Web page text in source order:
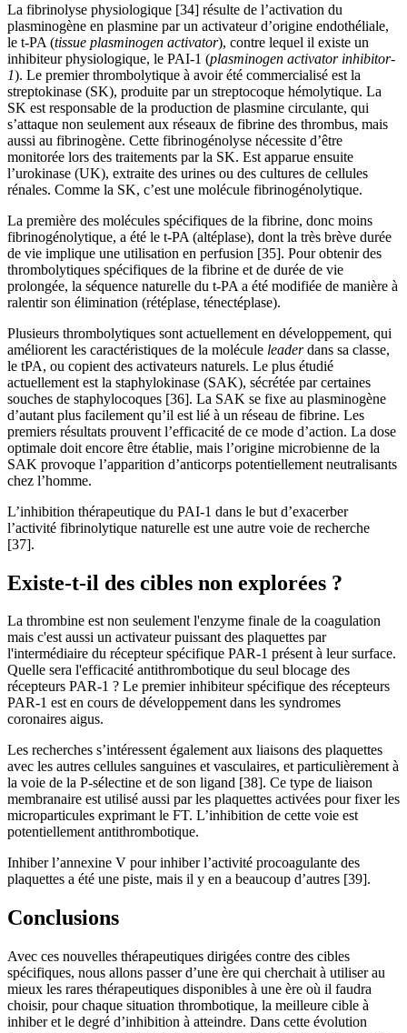
La fibrinolyse physiologique [34] résulte de l’activation du
plasminogène en plasmine par un activateur d’origine endothéliale,
le t-PA (tissue plasminogen activator), contre lequel il existe un
inhibiteur physiologique, le PAI-1 (plasminogen activator inhibitor-
1). Le premier thrombolytique à avoir été commercialisé est la
streptokinase (SK), produite par un streptocoque hémolytique. La
SK est responsable de la production de plasmine circulante, qui
s’attaque non seulement aux réseaux de fibrine des thrombus, mais
aussi au fibrinogène. Cette fibrinogénolyse nécessite d’être
monitorée lors des traitements par la SK. Est apparue ensuite
l’urokinase (UK), extraite des urines ou des cultures de cellules
rénales. Comme la SK, c’est une molécule fibrinogénolytique.
La première des molécules spécifiques de la fibrine, donc moins
fibrinogénolytique, a été le t-PA (altéplase), dont la très brève durée
de vie implique une utilisation en perfusion [35]. Pour obtenir des
thrombolytiques spécifiques de la fibrine et de durée de vie
prolongée, la séquence naturelle du t-PA a été modifiée de manière à
ralentir son élimination (rétéplase, ténectéplase).
Plusieurs thrombolytiques sont actuellement en développement, qui
améliorent les caractéristiques de la molécule leaderdans sa classe,
le tPA, ou copient des activateurs naturels. Le plus étudié
actuellement est la staphylokinase (SAK), sécrétée par certaines
souches de staphylocoques [36]. La SAK se fixe au plasminogène
d’autant plus facilement qu’il est lié à un réseau de fibrine. Les
premiers résultats prouvent l’efficacité de ce mode d’action. La dose
optimale doit encore être établie, mais l’origine microbienne de la
SAK provoque l’apparition d’anticorps potentiellement neutralisants
chez l’homme.
L’inhibition thérapeutique du PAI-1 dans le but d’exacerber
l’activité fibrinolytique naturelle est une autre voie de recherche
[37].
Existe-t-il des cibles non explorées ?
La thrombine est non seulement l'enzyme finale de la coagulation
mais c'est aussi un activateur puissant des plaquettes par
l'intermédiaire du récepteur spécifique PAR-1 présent à leur surface.
Quelle sera l'efficacité antithrombotique du seul blocage des
récepteurs PAR-1 ? Le premier inhibiteur spécifique des récepteurs
PAR-1 est en cours de développement dans les syndromes
coronaires aigus.
Les recherches s’intéressent également aux liaisons des plaquettes
avec les autres cellules sanguines et vasculaires, et particulièrement à
la voie de la P-sélectine et de son ligand [38]. Ce type de liaison
membranaire est utilisé aussi par les plaquettes activées pour fixer les
microparticules exprimant le FT. L’inhibition de cette voie est
potentiellement antithrombotique.
Inhiber l’annexine V pour inhiber l’activité procoagulante des
plaquettes a été une piste, mais il y en a beaucoup d’autres [39].
Conclusions
Avec ces nouvelles thérapeutiques dirigées contre des cibles
spécifiques, nous allons passer d’une ère qui cherchait à utiliser au
mieux les rares thérapeutiques disponibles à une ère où il faudra
choisir, pour chaque situation thrombotique, la meilleure cible à
inhiber et le degré d’inhibition à atteindre. Dans cette évolution